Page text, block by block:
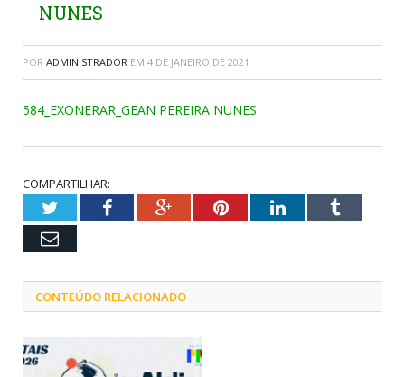
NUNES
POR ADMINISTRADOR EM 4 DE JANEIRO DE 2021
584_EXONERAR_GEAN PEREIRA NUNES
COMPARTILHAR:
TwitterFacebookGoogle+PinterestLinkedInTumblr
Email
CONTEÚDO RELACIONADO